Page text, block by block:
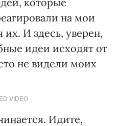
на мои
И здесь, уверен,
идеи исходят от
не видели моих
VIDEO
Идите,